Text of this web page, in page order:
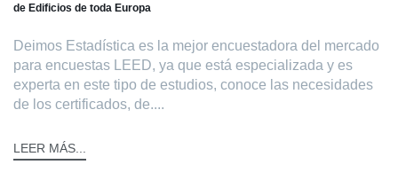
de Edificios de toda Europa
Deimos Estadística es la mejor encuestadora del mercado
para encuestas LEED, ya que está especializada y es
experta en este tipo de estudios, conoce las necesidades
de los certificados, de....
LEER MÁS...